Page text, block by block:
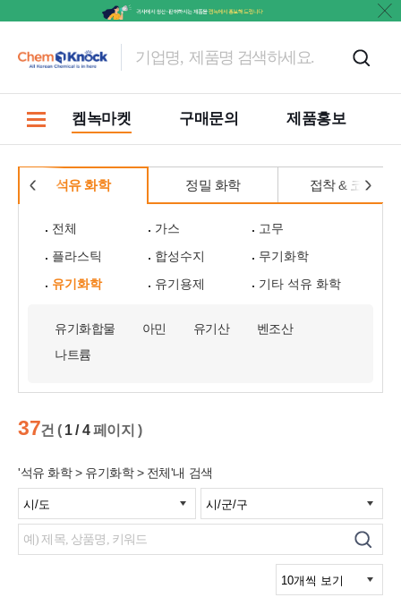
켐녹마켓 구매문의 제품홍보
석유 화학 정밀 화학 접착 & 코팅
전체 가스
고무
플라스틱
합성수지
무기화학
유기화학
유기용제 기타 석유 화학
유기화합물 아민 유기산
벤조산
나트륨
37건 ( 1 / 4페이지 )
'석유 화학 > 유기화학 > 전체'내 검색